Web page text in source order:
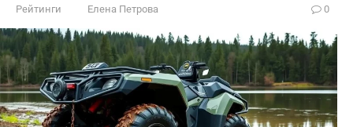
Рейтинги Елена Петрова 0